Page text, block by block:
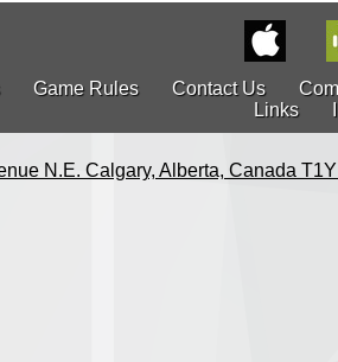
Game Rules Contact Us
Links
N.E. Calgary, Alberta, Canada